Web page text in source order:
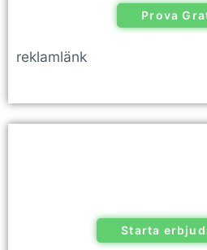
Prova
reklamlänk
Starta